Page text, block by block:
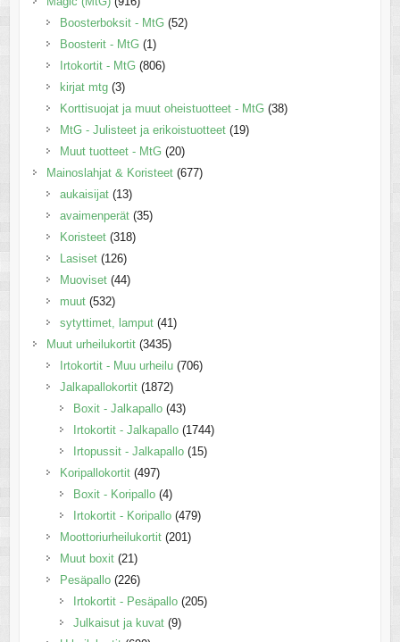
Boosterboksit - MtG (52)
Boosterit - MtG (1)
Irtokortit - MtG (806)
kirjat mtg (3)
Korttisuojat ja muut oheistuotteet - MtG (38)
MtG - Julisteet ja erikoistuotteet (19)
Muut tuotteet - MtG (20)
Mainoslahjat & Koristeet (677)
aukaisijat (13)
avaimenperät (35)
Koristeet (318)
Lasiset (126)
Muoviset (44)
muut (532)
sytyttimet, lamput (41)
Muut urheilukortit (3435)
Irtokortit - Muu urheilu (706)
Jalkapallokortit (1872)
Boxit - Jalkapallo (43)
Irtokortit - Jalkapallo (1744)
Irtopussit - Jalkapallo (15)
Koripallokortit (497)
Boxit - Koripallo (4)
Irtokortit - Koripallo (479)
Moottoriurheilukortit (201)
Muut boxit (21)
Pesäpallo (226)
Irtokortit - Pesäpallo (205)
Julkaisut ja kuvat (9)